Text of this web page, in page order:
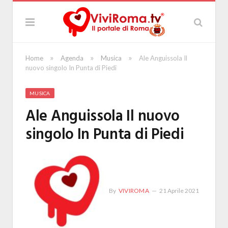
Home » Agenda » Musica »
Ale Anguissola Il
nuovo singolo In Punta di Piedi
MUSICA
Ale Anguissola Il nuovo
singolo In Punta di Piedi
By VIVIROMA 21 Aprile 2021